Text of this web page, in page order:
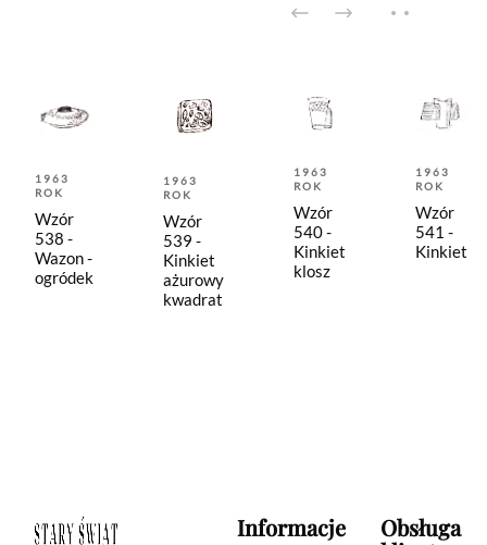
1963
ROK
Wzór
538 -
Wazon -
ogródek
1963
ROK
Wzór
539 -
Kinkiet
ażurowy
kwadrat
1963
ROK
Wzór
540 -
Kinkiet
klosz
1963
ROK
Wzór
541 -
Kinkiet
Informacje
Obsługa